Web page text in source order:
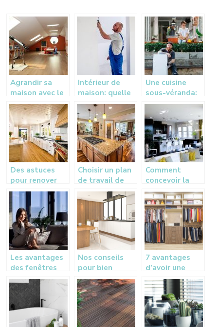
Agrandir sa
maison avec le
grenier.
Intérieur de
maison: quelle
type de
peinture pour
les différentes
pièces
Une cuisine
sous-véranda:
une idée à
exploiter
Des astuces
pour renover
une cuisine
Choisir un plan
de travail de
cuisine : les
essentiels
Comment
concevoir la
cuisine idéale ?
Les avantages
des fenêtres
panoramiques
Nos conseils
pour bien
choisir votre
carrelage
d’interieur
7 avantages
d’avoir une
piece destinee
au dressing